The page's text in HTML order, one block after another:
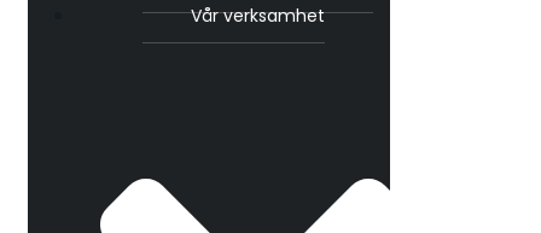
Vår verksamhet